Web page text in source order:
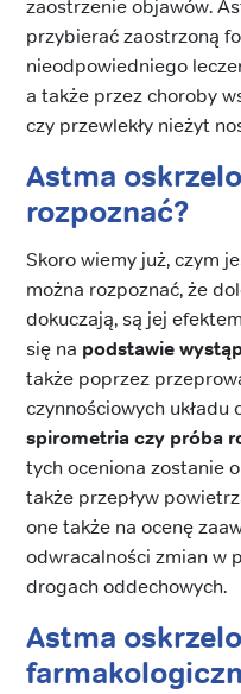
zaostrzenie objawów.
przybierać zaostrzoną
nieodpowiedniego
a także przez choroby
czy przewlekły nieżyt
Astma
rozpoznać?
Skoro wiemy już, czym
można rozpoznać, że
dokuczają, są jej
się na podstawie
także poprzez
czynnościowych układu
spirometria czy próba
tych oceniona zostanie
także przepływ
one także na ocenę
odwracalności zmian w
drogach oddechowych.
Astma